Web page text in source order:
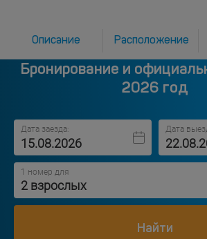
Описание Расположение
Бронирование и
2026 год
Дата заезда: Дата
1 номер для
2 взрослых
Найти